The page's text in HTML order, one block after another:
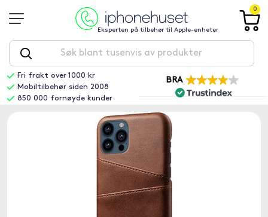
Eksperten på tilbehør til Apple-enheter
0
Fri frakt over 1000 kr
Mobiltilbehør siden 2008
850 000 fornøyde kunder
BRA